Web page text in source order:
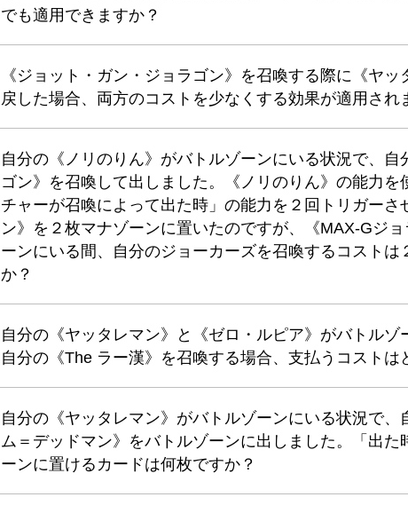
でも適用できますか？
《ジョット・ガン・ジョラゴン》を召喚する際に《ヤッ
戻した場合、両方のコストを少なくする効果が適用され
自分の《ノリのりん》がバトルゾーンにいる状況で、自
ゴン》を召喚して出しました。《ノリのりん》の能力を
チャーが召喚によって出た時」の能力を２回トリガーさ
ン》を２枚マナゾーンに置いたのですが、《MAX-Gジ
ーンにいる間、自分のジョーカーズを召喚するコストは
か？
自分の《ヤッタレマン》と《ゼロ・ルピア》がバトルゾ
自分の《The ラー漢》を召喚する場合、支払うコストは
自分の《ヤッタレマン》がバトルゾーンにいる状況で、
ム＝デッドマン》をバトルゾーンに出しました。「出た
ーンに置けるカードは何枚ですか？